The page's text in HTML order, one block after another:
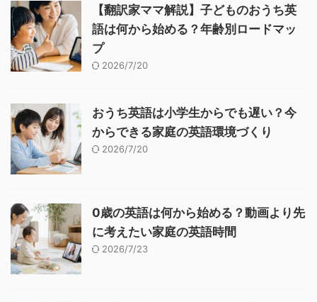
【翻訳家ママ解説】子どものおうち英
語は何から始める？年齢別ロードマッ
プ
2026/7/20
おうち英語は小学生からでも遅い？今
からできる家庭の英語環境づくり
2026/7/20
0歳の英語は何から始める？動画より先
に考えたい家庭の英語時間
2026/7/23